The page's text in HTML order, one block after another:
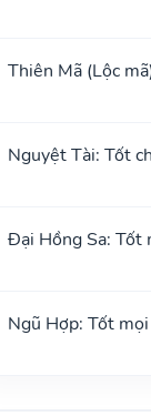
Thiên Mã (Lộc
Nguyệt Tài: Tốt
Đại Hồng Sa: Tốt
Ngũ Hợp: Tốt